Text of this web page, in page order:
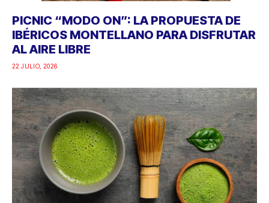
PICNIC “MODO ON”: LA PROPUESTA DE
IBÉRICOS MONTELLANO PARA DISFRUTAR
AL AIRE LIBRE
22 JULIO, 2026